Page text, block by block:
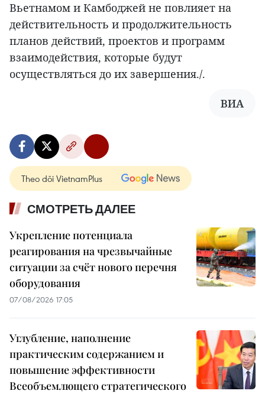
Вьетнамом и Камбоджей не повлияет на
действительность и продолжительность
планов действий, проектов и программ
взаимодействия, которые будут
осуществляться до их завершения./.
ВИА
Theo dõi VietnamPlus
СМОТРЕТЬ ДАЛЕЕ
Укрепление потенциала
реагирования на чрезвычайные
ситуации за счёт нового перечня
оборудования
07/08/2026 17:05
Углубление, наполнение
практическим содержанием и
повышение эффективности
Всеобъемлющего стратегического